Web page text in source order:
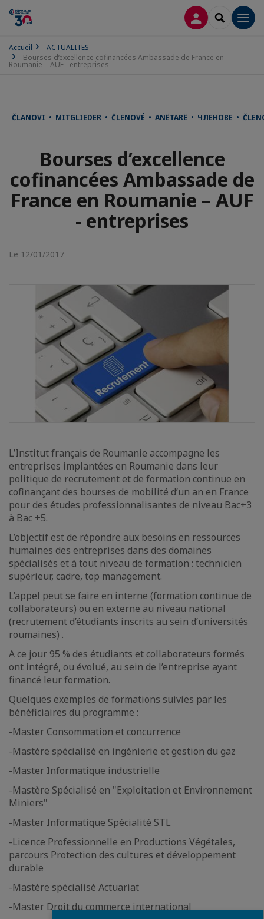
CONNEXION
Accueil
ACTUALITES
Bourses d’excellence cofinancées Ambassade de France en
Roumanie – AUF - entreprises
ČLANOVI • MITGLIEDER • ČLENOVÉ • ANËTARË • ЧЛЕНОВЕ •
Bourses d’excellence
cofinancées Ambassade de
France en Roumanie – AUF
- entreprises
Le 12/01/2017
L’Institut français de Roumanie accompagne les
entreprises implantées en Roumanie dans leur
politique de recrutement et de formation continue en
cofinançant des bourses de mobilité d’un an en France
pour des études professionnalisantes de niveau Bac+3
à Bac +5.
L’objectif est de répondre aux besoins en ressources
humaines des entreprises dans des domaines
spécialisés et à tout niveau de formation : technicien
supérieur, cadre, top management.
L’appel peut se faire en interne (formation continue de
collaborateurs) ou en externe au niveau national
(recrutement d’étudiants inscrits au sein d’universités
roumaines) .
A ce jour 95 % des étudiants et collaborateurs formés
ont intégré, ou évolué, au sein de l’entreprise ayant
financé leur formation.
Quelques exemples de formations suivies par les
bénéficiaires du programme :
-Master Consommation et concurrence
-Mastère spécialisé en ingénierie et gestion du gaz
-Master Informatique industrielle
-Mastère Spécialisé en "Exploitation et Environnement
Miniers"
-Master Informatique Spécialité STL
-Licence Professionnelle en Productions Végétales,
parcours Protection des cultures et développement
durable
-Mastère spécialisé Actuariat
-Master Droit du commerce international